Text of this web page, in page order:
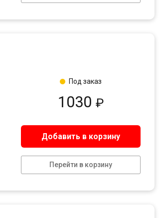
1030 ₽
Добавить в корзину
Перейти в корзину
Под заказ